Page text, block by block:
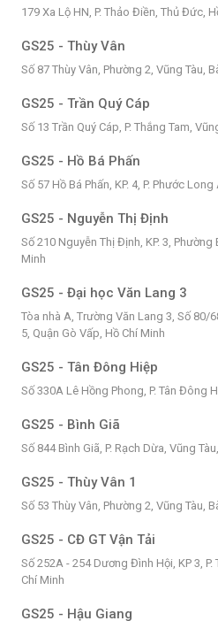
179 Xa Lộ HN, P. Thảo Điền, Thủ Đức,
GS25 - Thùy Vân
Số 87 Thùy Vân, Phường 2, Vũng Tàu,
GS25 - Trần Quý Cáp
Số 13 Trần Quý Cáp, P. Thắng Tam,
GS25 - Hồ Bá Phấn
Số 57 Hồ Bá Phấn, KP. 4, P. Phước
GS25 - Nguyễn Thị Định
Số 210 Nguyễn Thị Định, KP. 3, Phường
Minh
GS25 - Đại học Văn Lang 3
Tòa nhà A, Trường Văn Lang 3, Số 80/
5, Quận Gò Vấp, Hồ Chí Minh
GS25 - Tân Đông Hiệp
Số 330A Lê Hồng Phong, P. Tân Đông
GS25 - Bình Giã
Số 844 Bình Giã, P. Rạch Dừa, Vũng
GS25 - Thùy Vân 1
Số 53 Thùy Vân, Phường 2, Vũng Tàu,
GS25 - CĐ GT Vận Tải
Số 252A - 254 Dương Đình Hội, KP 3,
Chí Minh
GS25 - Hậu Giang